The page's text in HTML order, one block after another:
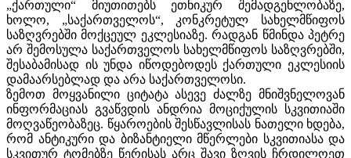
„ქართული“ მიუთითებს ეთნიკურ შემადგენლობაზე,
ხოლო, „საქართველოს“, კონკრეტულ სახელმწიფოს
საზღვრებში მოქცეულ ეკლესიაზე. რადგან წმინდა პეტრე
არ შემოსულა საქართველოს სახელმწიფოს საზღვრებში,
შესაბამისად ის უნდა იწოდებოდეს ქართული ეკლესიის
დამაარსებლად და არა საქართველოსი.
ზემოთ მოყვანილი ციტატა ასევე ძალზე მნიშვნელოვან
ინფორმაციას გვაწვდის ანდრია მოციქულის სკვითიაში
მოღვაწეობაზეც. წყაროების შესწავლისას ნათელი ხდება,
რომ ანტიკური და ბიზანტიელი მწერლები სკვითიასა და
სკვითურ ტომებზე წერისას არც შავი ზღვის ჩრდილოეთ